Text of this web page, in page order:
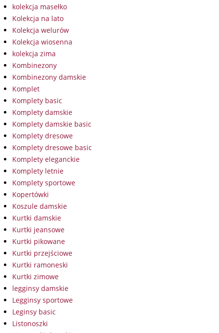
kolekcja masełko
Kolekcja na lato
Kolekcja welurów
Kolekcja wiosenna
kolekcja zima
Kombinezony
Kombinezony damskie
Komplet
Komplety basic
Komplety damskie
Komplety damskie basic
Komplety dresowe
Komplety dresowe basic
Komplety eleganckie
Komplety letnie
Komplety sportowe
Kopertówki
Koszule damskie
Kurtki damskie
Kurtki jeansowe
Kurtki pikowane
Kurtki przejściowe
Kurtki ramoneski
Kurtki zimowe
legginsy damskie
Legginsy sportowe
Leginsy basic
Listonoszki